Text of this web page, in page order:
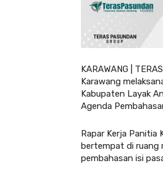
KARAWANG |
Karawang
Kabupaten Layak
Agenda
Rapar Kerja Panitia
bertempat di ruang
pembahasan isi